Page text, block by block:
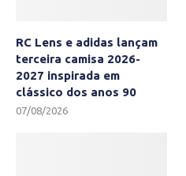
RC Lens e adidas lançam
terceira camisa 2026-
2027 inspirada em
clássico dos anos 90
07/08/2026